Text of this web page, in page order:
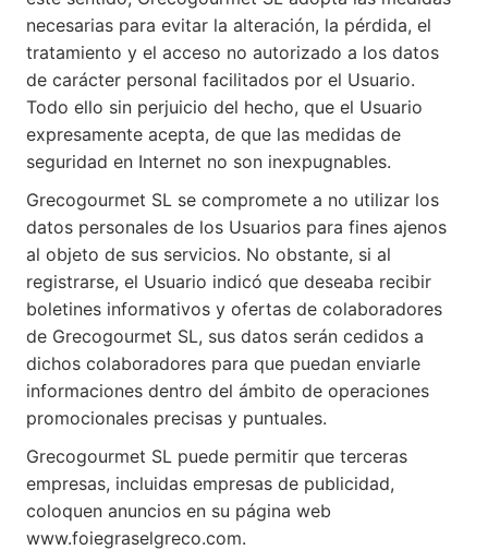
necesarias para evitar la alteración, la pérdida, el
tratamiento y el acceso no autorizado a los datos
de carácter personal facilitados por el Usuario.
Todo ello sin perjuicio del hecho, que el Usuario
expresamente acepta, de que las medidas de
seguridad en Internet no son inexpugnables.
Grecogourmet SL se compromete a no utilizar los
datos personales de los Usuarios para fines ajenos
al objeto de sus servicios. No obstante, si al
registrarse, el Usuario indicó que deseaba recibir
boletines informativos y ofertas de colaboradores
de Grecogourmet SL, sus datos serán cedidos a
dichos colaboradores para que puedan enviarle
informaciones dentro del ámbito de operaciones
promocionales precisas y puntuales.
Grecogourmet SL puede permitir que terceras
empresas, incluidas empresas de publicidad,
coloquen anuncios en su página web
www.foiegraselgreco.com.